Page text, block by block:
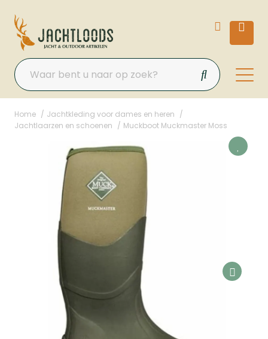
Home
Jachtkleding voor dames en heren
Jachtlaarzen en schoenen
Muckboot Muckmaster Moss